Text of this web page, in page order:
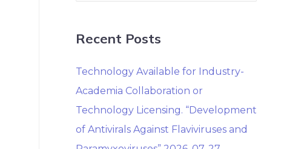
Recent Posts
Technology Available for Industry-
Academia Collaboration or
Technology Licensing. “Development
of Antivirals Against Flaviviruses and